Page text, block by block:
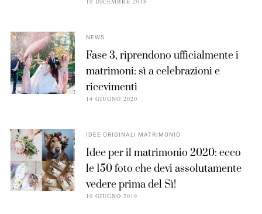
NEWS
Fase 3, riprendono ufficialmente i
matrimoni: sì a celebrazioni e
ricevimenti
14 GIUGNO 2020
IDEE ORIGINALI MATRIMONIO
Idee per il matrimonio 2020: ecco
le 150 foto che devi assolutamente
vedere prima del Sì!
10 GIUGNO 2019